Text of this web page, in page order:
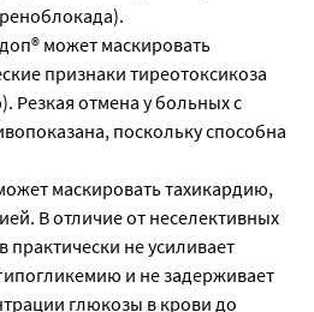
может маскировать
признаки тиреотоксикоза
Резкая отмена у больных с
поскольку способна
маскировать тахикардию,
В отличие от неселективных
не усиливает
и не задерживает
глюкозы в крови до